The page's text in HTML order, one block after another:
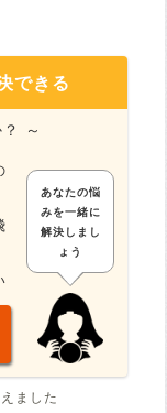
できる
～
あなたの悩
みを一緒に
解決しまし
ょう
ました